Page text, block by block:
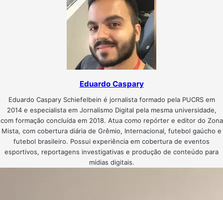
Eduardo Caspary
Eduardo Caspary Schiefelbein é jornalista formado pela PUCRS em
2014 e especialista em Jornalismo Digital pela mesma universidade,
com formação concluída em 2018. Atua como repórter e editor do Zona
Mista, com cobertura diária de Grêmio, Internacional, futebol gaúcho e
futebol brasileiro. Possui experiência em cobertura de eventos
esportivos, reportagens investigativas e produção de conteúdo para
mídias digitais.